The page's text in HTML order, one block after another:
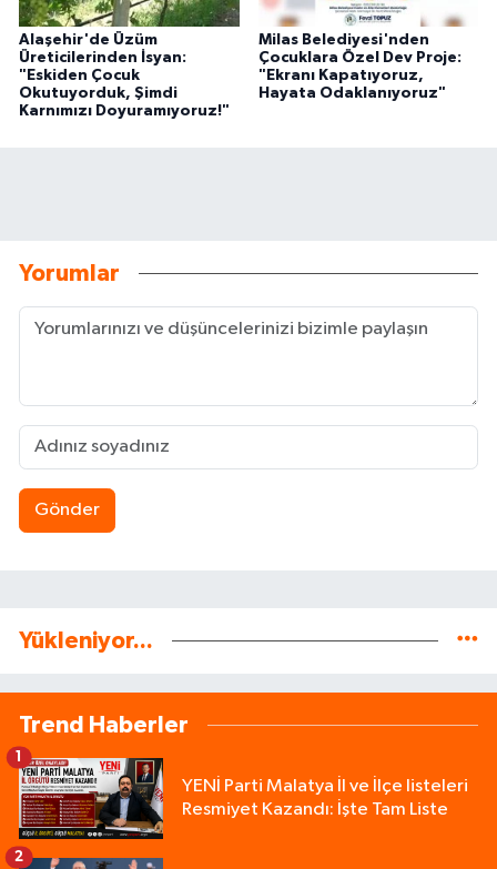
Alaşehir'de Üzüm
Üreticilerinden İsyan:
"Eskiden Çocuk
Okutuyorduk, Şimdi
Karnımızı Doyuramıyoruz!"
Milas Belediyesi'nden
Çocuklara Özel Dev Proje:
"Ekranı Kapatıyoruz,
Hayata Odaklanıyoruz"
Yorumlar
Gönder
Yükleniyor...
Trend Haberler
YENİ Parti Malatya İl ve İlçe listeleri
Resmiyet Kazandı: İşte Tam Liste
1
2